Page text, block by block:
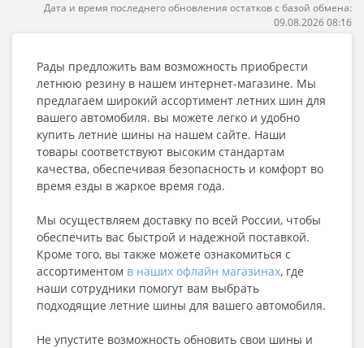
Дата и время последнего обновления остатков с базой обмена:
09.08.2026 08:16
Рады предложить вам возможность приобрести
летнюю резину в нашем интернет-магазине. Мы
предлагаем широкий ассортимент летних шин для
вашего автомобиля. вы можете легко и удобно
купить летние шины на нашем сайте. Наши
товары соответствуют высоким стандартам
качества, обеспечивая безопасность и комфорт во
время езды в жаркое время года.
Мы осуществляем доставку по всей России, чтобы
обеспечить вас быстрой и надежной поставкой.
Кроме того, вы также можете ознакомиться с
ассортиментом в наших офлайн магазинах, где
наши сотрудники помогут вам выбрать
подходящие летние шины для вашего автомобиля.
Не упустите возможность обновить свои шины и